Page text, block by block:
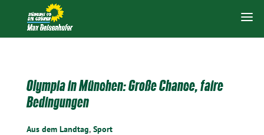
Olympia in München: Große Chance, faire
Bedingungen
Aus dem Landtag, Sport